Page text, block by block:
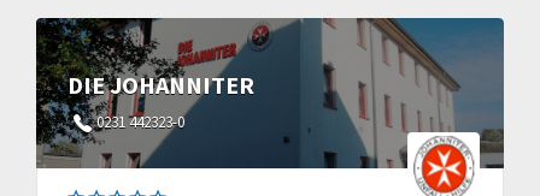
DIE JOHANNITER
0231 442323-0